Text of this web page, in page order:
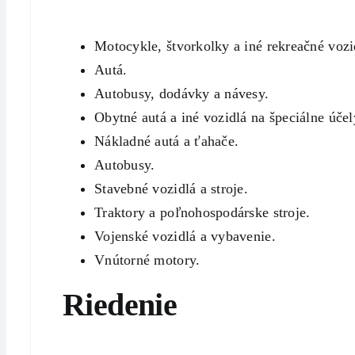
Motocykle, štvorkolky a iné rekreačné
Autá.
Autobusy, dodávky a návesy.
Obytné autá a iné vozidlá na špeciálne
Nákladné autá a ťahače.
Autobusy.
Stavebné vozidlá a stroje.
Traktory a poľnohospodárske stroje.
Vojenské vozidlá a vybavenie.
Vnútorné motory.
Riedenie